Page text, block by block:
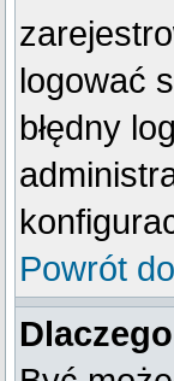
logować
błędny
Powrót